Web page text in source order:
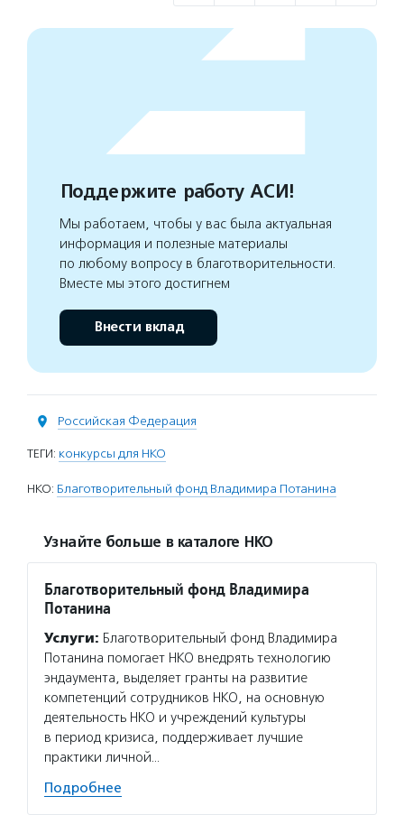
Поддержите работу АСИ!
Мы работаем, чтобы у вас была актуальная
информация и полезные материалы
по любому вопросу в благотворительности.
Вместе мы этого достигнем
Внести вклад
Российская Федерация
ТЕГИ: конкурсы для НКО
НКО: Благотворительный фонд Владимира Потанина
Узнайте больше в каталоге НКО
Благотворительный фонд Владимира
Потанина
Услуги: Благотворительный фонд Владимира
Потанина помогает НКО внедрять технологию
эндаумента, выделяет гранты на развитие
компетенций сотрудников НКО, на основную
деятельность НКО и учреждений культуры
в период кризиса, поддерживает лучшие
практики личной…
Подробнее